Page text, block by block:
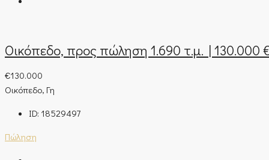
Οικόπεδο, προς πώληση 1.690 τ.μ. | 130.000
€130.000
Οικόπεδο, Γη
ID: 18529497
Πώληση